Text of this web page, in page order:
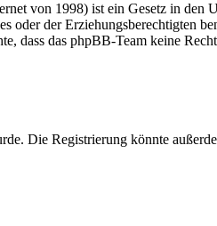
von 1998) ist ein Gesetz in den
oder der Erziehungsberechtigten
dass das phpBB-Team keine
Die Registrierung könnte